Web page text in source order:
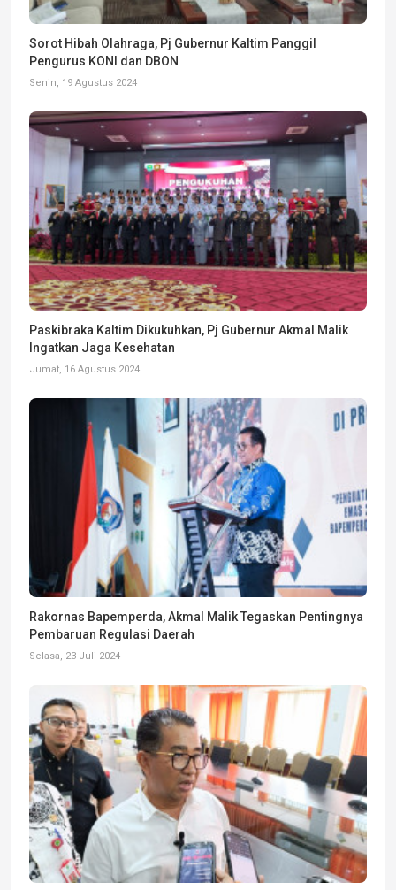
Sorot Hibah Olahraga, Pj Gubernur Kaltim Panggil
Pengurus KONI dan DBON
Senin, 19 Agustus 2024
Paskibraka Kaltim Dikukuhkan, Pj Gubernur Akmal Malik
Ingatkan Jaga Kesehatan
Jumat, 16 Agustus 2024
Rakornas Bapemperda, Akmal Malik Tegaskan Pentingnya
Pembaruan Regulasi Daerah
Selasa, 23 Juli 2024